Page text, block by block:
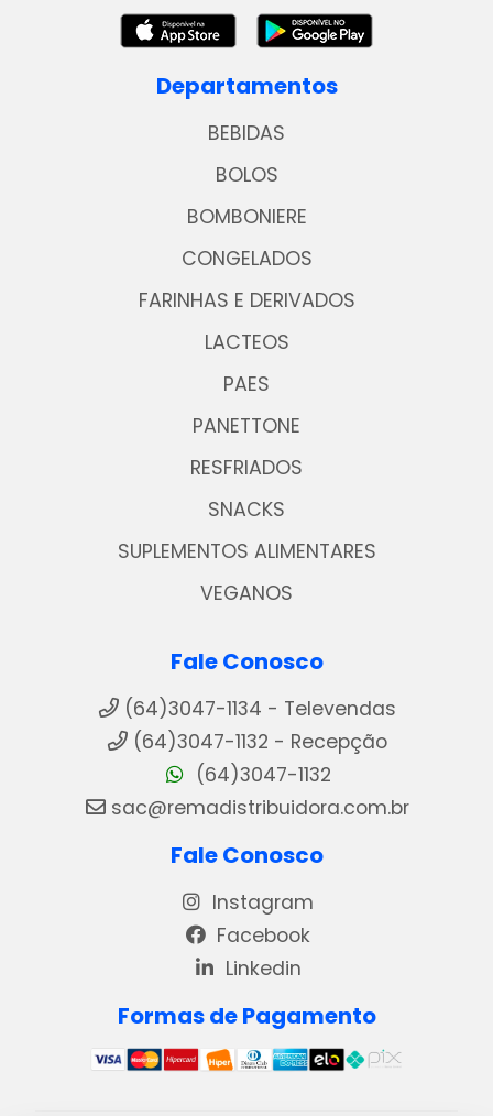
Departamentos
BEBIDAS
BOLOS
BOMBONIERE
CONGELADOS
FARINHAS E DERIVADOS
LACTEOS
PAES
PANETTONE
RESFRIADOS
SNACKS
SUPLEMENTOS ALIMENTARES
VEGANOS
Fale Conosco
(64)3047-1134 - Televendas
(64)3047-1132 - Recepção
(64)3047-1132
sac@remadistribuidora.com.br
Fale Conosco
Instagram
Facebook
Linkedin
Formas de Pagamento